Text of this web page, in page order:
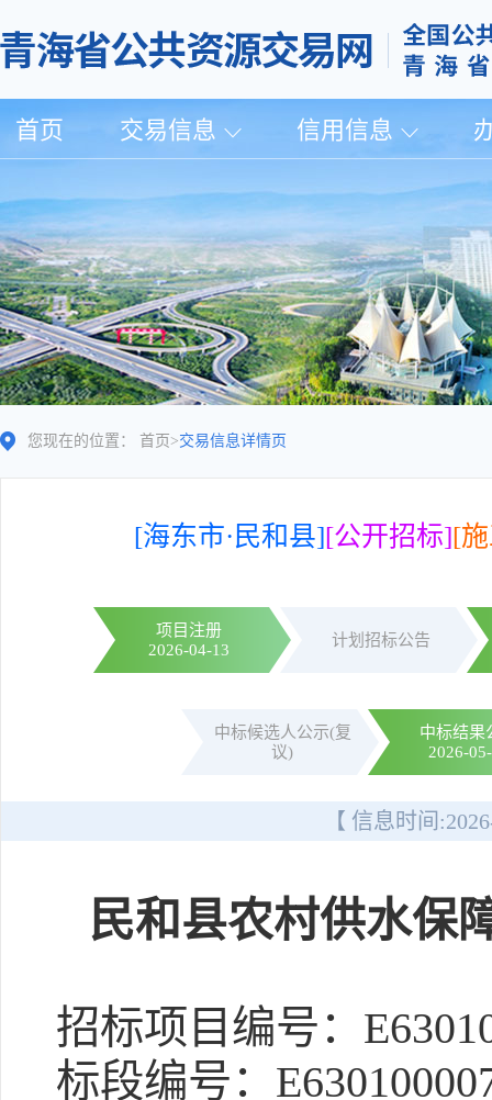
首页 交易信息 信用信息
您现在的位置： 首页 >交易信息详情页
[海东市·民和县][公开招标][
项目注册
2026-04-13
计划招标公告
中标候选人公示(复
议)
中标结果
2026-
【 信息时间:
民和县农村供水保
招标项目编号：
标段编号：